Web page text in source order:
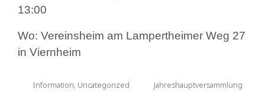
13:00
Wo: Vereinsheim am Lampertheimer Weg 27
in Viernheim
Information Uncategorized Jahreshauptversammlung